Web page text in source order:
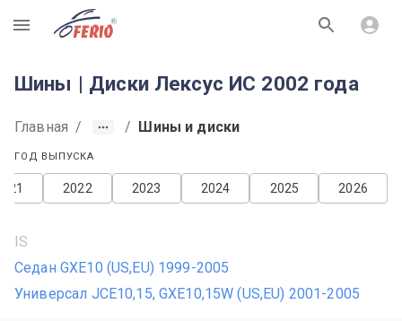
R
Шины | Диски Лексус ИС 2002 года
Главная / / Шины и диски
ГОД ВЫПУСКА
2026
2025
2024
2023
2022
IS
Седан GXE10 (US,EU) 1999-2005
Универсал JCE10,15, GXE10,15W (US,EU) 2001-2005